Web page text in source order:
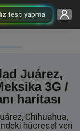
testi yapma
Juárez,
3G /
haritası
Chihuahua,
hücresel veri